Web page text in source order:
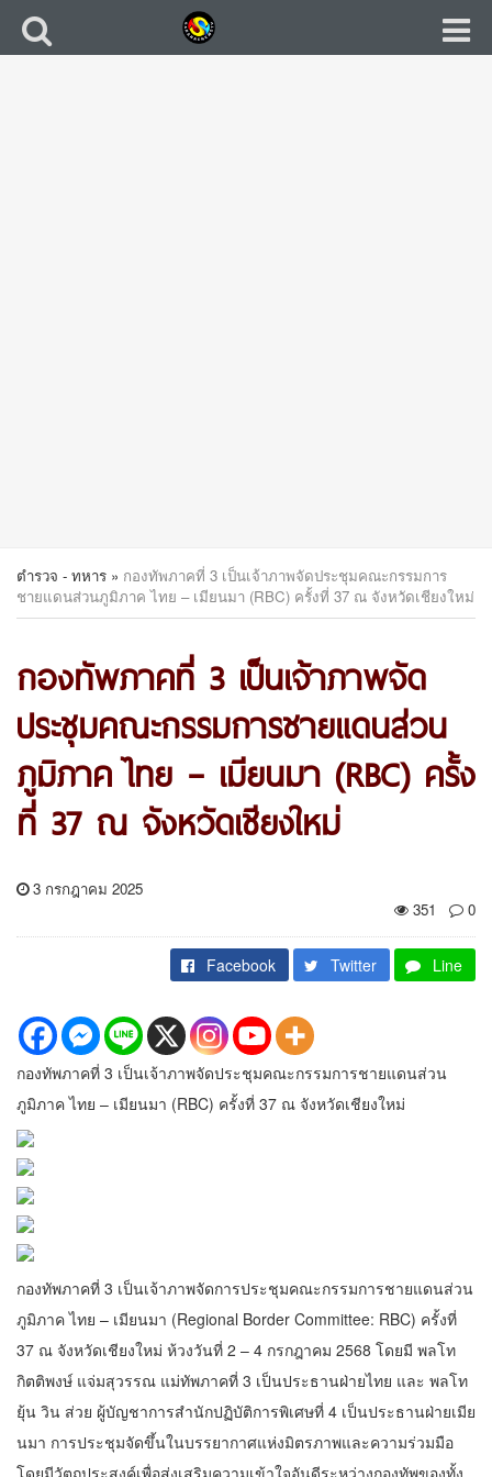
ตำรวจ - ทหาร » กองทัพภาคที่ 3 เป็นเจ้าภาพจัดประชุมคณะกรรมการ
ชายแดนส่วนภูมิภาค ไทย – เมียนมา (RBC) ครั้งที่ 37 ณ จังหวัดเชียงใหม่
กองทัพภาคที่ 3 เป็นเจ้าภาพจัด
ประชุมคณะกรรมการชายแดนส่วน
ภูมิภาค ไทย – เมียนมา (RBC) ครั้ง
ที่ 37 ณ จังหวัดเชียงใหม่
3 กรกฎาคม 2025
351
0
Facebook Twitter Line
กองทัพภาคที่ 3 เป็นเจ้าภาพจัดประชุมคณะกรรมการชายแดนส่วน
ภูมิภาค ไทย – เมียนมา (RBC) ครั้งที่ 37 ณ จังหวัดเชียงใหม่
กองทัพภาคที่ 3 เป็นเจ้าภาพจัดการประชุมคณะกรรมการชายแดนส่วน
ภูมิภาค ไทย – เมียนมา (Regional Border Committee: RBC) ครั้งที่
37 ณ จังหวัดเชียงใหม่ ห้วงวันที่ 2 – 4 กรกฎาคม 2568 โดยมี พลโท
กิตติพงษ์ แจ่มสุวรรณ แม่ทัพภาคที่ 3 เป็นประธานฝ่ายไทย และ พลโท
ยุ้น วิน ส่วย ผู้บัญชาการสำนักปฏิบัติการพิเศษที่ 4 เป็นประธานฝ่ายเมีย
นมา การประชุมจัดขึ้นในบรรยากาศแห่งมิตรภาพและความร่วมมือ
โดยมีวัตถุประสงค์เพื่อส่งเสริมความเข้าใจอันดีระหว่างกองทัพของทั้ง